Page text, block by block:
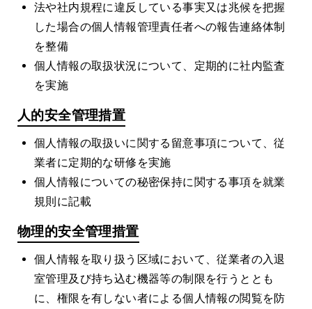
法や社内規程に違反している事実又は兆候を把握
した場合の個人情報管理責任者への報告連絡体制
を整備
個人情報の取扱状況について、定期的に社内監査
を実施
人的安全管理措置
個人情報の取扱いに関する留意事項について、従
業者に定期的な研修を実施
個人情報についての秘密保持に関する事項を就業
規則に記載
物理的安全管理措置
個人情報を取り扱う区域において、従業者の入退
室管理及び持ち込む機器等の制限を行うととも
に、権限を有しない者による個人情報の閲覧を防